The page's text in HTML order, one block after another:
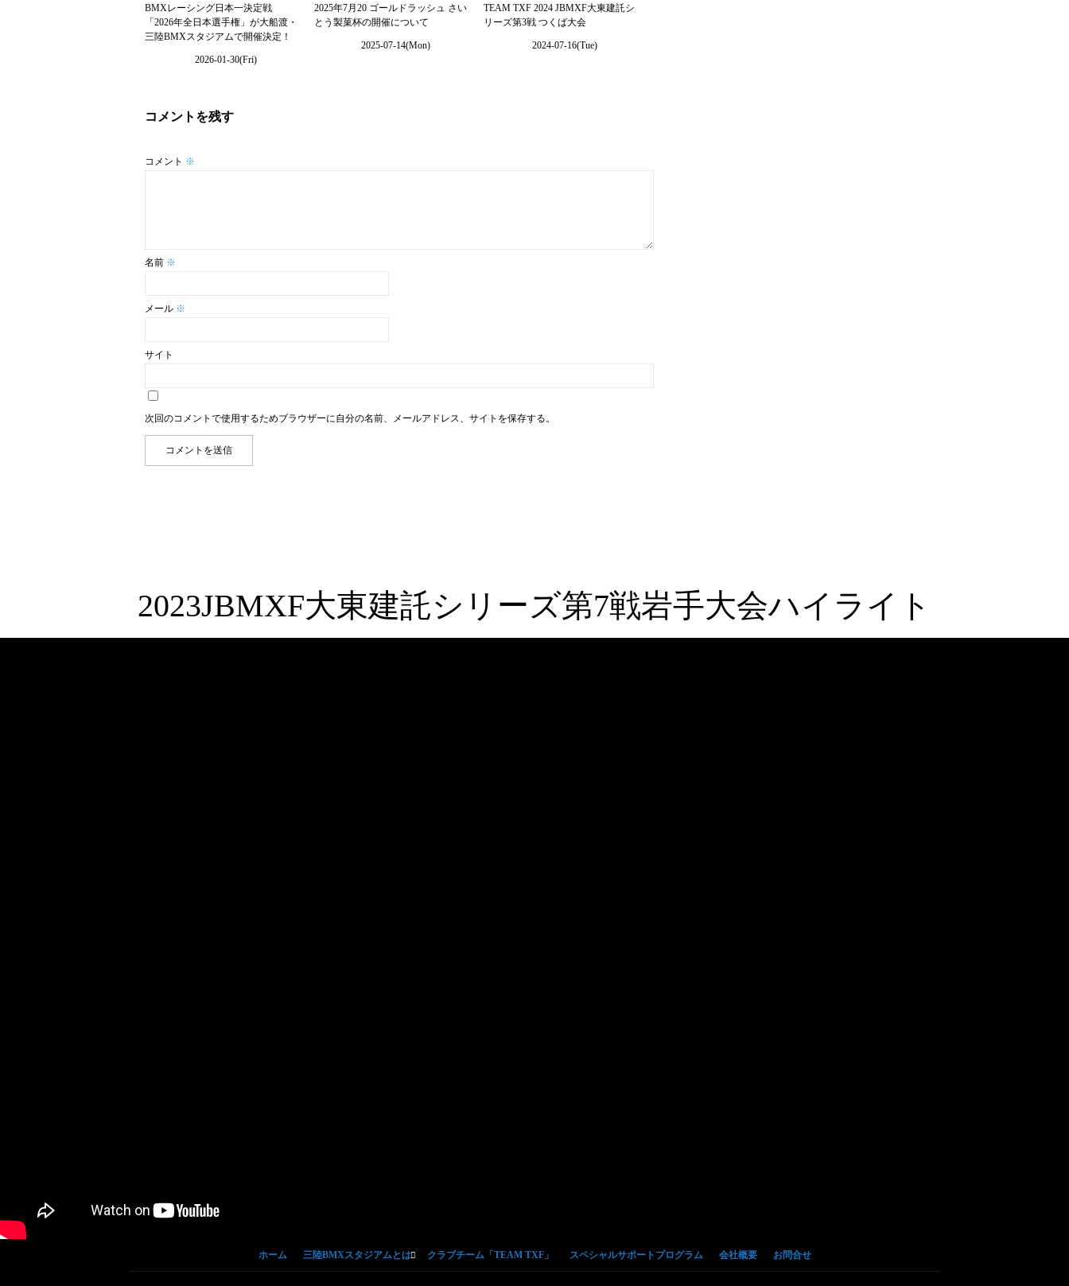
BMXレーシング日本一決定戦
「2026年全日本選手権」が大船渡・
三陸BMXスタジアムで開催決定！
2026-01-30(Fri)
2025年7月20 ゴールドラッシュ さい
とう製菓杯の開催について
2025-07-14(Mon)
TEAM TXF 2024 JBMXF大東建託シ
リーズ第3戦 つくば大会
2024-07-16(Tue)
コメントを残す
コメント ※
名前 ※
メール ※
サイト
次回のコメントで使用するためブラウザーに自分の名前、メールアドレス、サイトを保存する。
2023JBMXF大東建託シリーズ第7戦岩手大会ハイライト
ホーム 三陸BMXスタジアムとは クラブチーム「TEAM TXF」 スペシャルサポートプログラム 会社概要 お問合せ